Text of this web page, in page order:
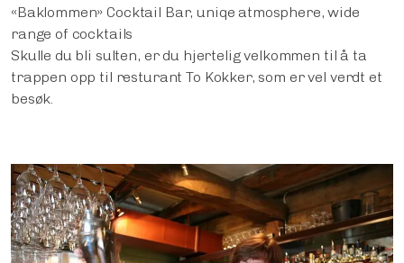
«Baklommen» Cocktail Bar, uniqe atmosphere, wide
range of cocktails
Skulle du bli sulten, er du hjertelig velkommen til å ta
trappen opp til resturant To Kokker, som er vel verdt et
besøk.